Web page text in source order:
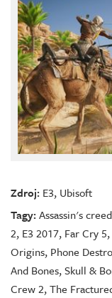
Zdroj: E3, Ubisoft
Tagy:Assassin's creed
2, E3 2017, Far Cry 5,
Origins, Phone
And Bones,Skull &
Crew 2,The